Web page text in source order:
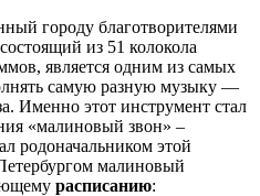
городу благотворителями
из 51 колокола
является одним из самых
самую разную музыку —
Именно этот инструмент стал
«малиновый звон» –
родоначальником этой
малиновый
расписанию: